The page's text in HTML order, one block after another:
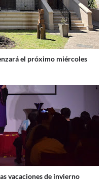
el próximo miércoles
vacaciones de invierno